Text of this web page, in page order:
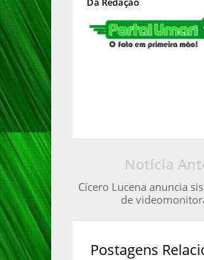
Notícia
Cícero Lucena anuncia
de
Postagens